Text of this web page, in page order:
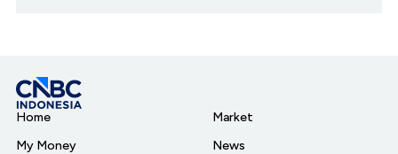
Home
My Money
Market
News